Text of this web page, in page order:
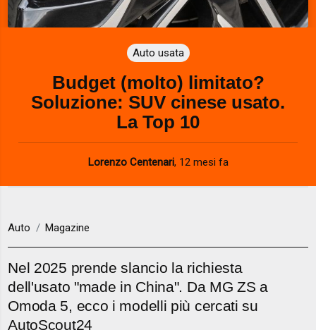
Auto usata
Budget (molto) limitato?
Soluzione: SUV cinese usato.
La Top 10
Lorenzo Centenari, 12 mesi fa
Auto Magazine
Nel 2025 prende slancio la richiesta
dell'usato "made in China". Da MG ZS a
Omoda 5, ecco i modelli più cercati su
AutoScout24